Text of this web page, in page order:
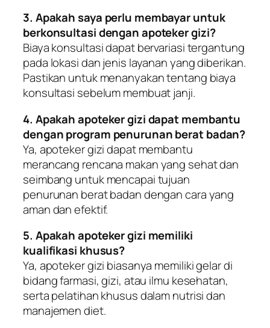
3. Apakah saya perlu membayar untuk
berkonsultasi dengan apoteker gizi?
Biaya konsultasi dapat bervariasi tergantung
pada lokasi dan jenis layanan yang diberikan.
Pastikan untuk menanyakan tentang biaya
konsultasi sebelum membuat janji.
4. Apakah apoteker gizi dapat membantu
dengan program penurunan berat badan?
Ya, apoteker gizi dapat membantu
merancang rencana makan yang sehat dan
seimbang untuk mencapai tujuan
penurunan berat badan dengan cara yang
aman dan efektif.
5. Apakah apoteker gizi memiliki
kualifikasi khusus?
Ya, apoteker gizi biasanya memiliki gelar di
bidang farmasi, gizi, atau ilmu kesehatan,
serta pelatihan khusus dalam nutrisi dan
manajemen diet.